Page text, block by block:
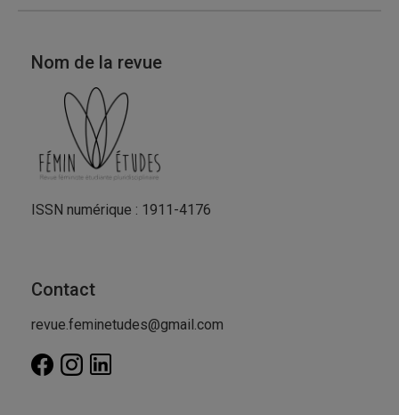
Nom de la revue
ISSN numérique : 1911-4176
Contact
revue.feminetudes@gmail.com